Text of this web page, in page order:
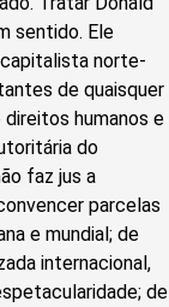
sentido. Ele
norte-
de quaisquer
humanos e
do
faz jus a
parcelas
e mundial; de
internacional,
de